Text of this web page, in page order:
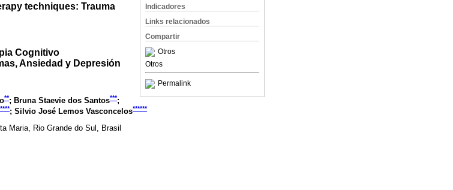
Indicadores
Links relacionados
Compartir
Otros
Otros
Permalink
techniques: Trauma
Cognitivo
Ansiedad y Depresión
**; Bruna Staevie dos Santos***;
; Silvio José Lemos Vasconcelos******
Maria, Rio Grande do Sul, Brasil